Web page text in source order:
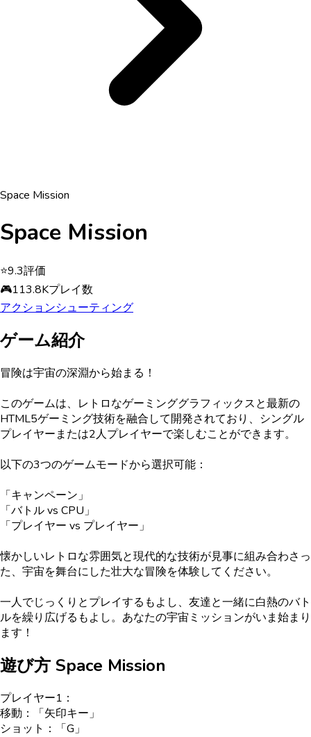
Space Mission
Space Mission
⭐9.3評価
🎮113.8Kプレイ数
アクションシューティング
ゲーム紹介
冒険は宇宙の深淵から始まる！
このゲームは、レトロなゲーミンググラフィックスと最新の
HTML5ゲーミング技術を融合して開発されており、シングル
プレイヤーまたは2人プレイヤーで楽しむことができます。
以下の3つのゲームモードから選択可能：
「キャンペーン」
「バトル vs CPU」
「プレイヤー vs プレイヤー」
懐かしいレトロな雰囲気と現代的な技術が見事に組み合わさっ
た、宇宙を舞台にした壮大な冒険を体験してください。
一人でじっくりとプレイするもよし、友達と一緒に白熱のバト
ルを繰り広げるもよし。あなたの宇宙ミッションがいま始まり
ます！
遊び方 Space Mission
プレイヤー1：
移動：「矢印キー」
ショット：「G」